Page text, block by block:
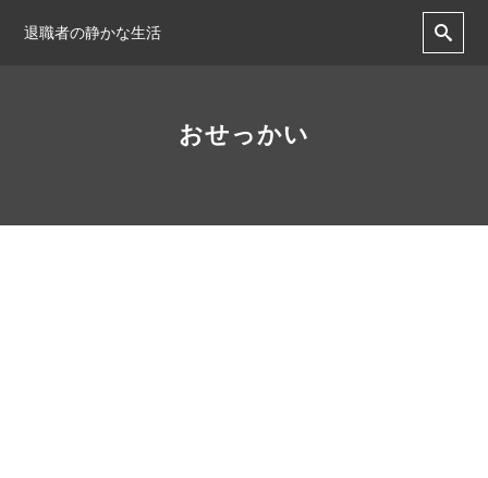
退職者の静かな生活
おせっかい